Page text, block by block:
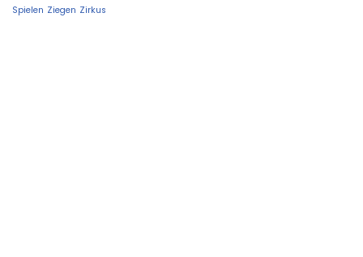
Spielen Ziegen Zirkus